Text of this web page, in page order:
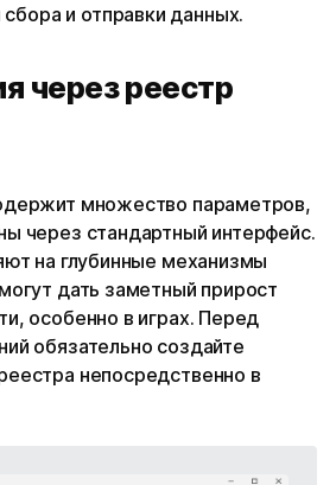
и отправки данных.
через реестр
множество параметров,
через стандартный интерфейс.
на глубинные механизмы
дать заметный прирост
особенно в играх. Перед
обязательно создайте
непосредственно в